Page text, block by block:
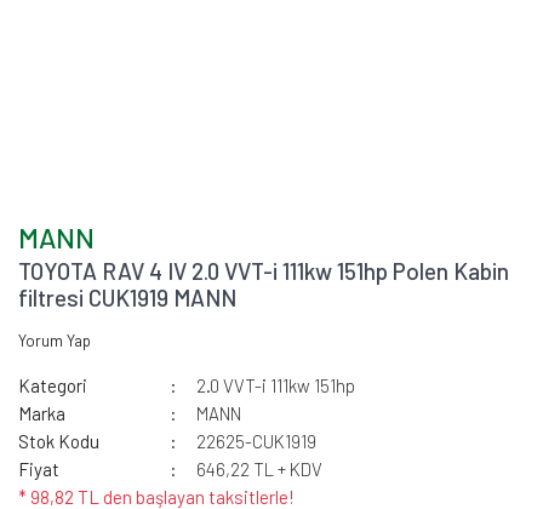
MANN
TOYOTA RAV 4 IV 2.0 VVT-i 111kw 151hp Polen Kabin
filtresi CUK1919 MANN
Yorum Yap
Kategori
2.0 VVT-i 111kw 151hp
Marka
MANN
Stok Kodu
22625-CUK1919
Fiyat
646,22 TL + KDV
* 98,82 TL den başlayan taksitlerle!